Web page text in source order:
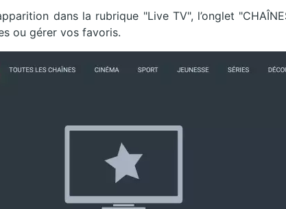
dans la rubrique "Live TV", l’onglet
ou gérer vos favoris.